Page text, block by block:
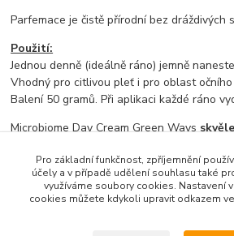
Parfemace je čistě přírodní bez dráždivých
Použití:
Jednou denně (ideálně ráno) jemně
Vhodný pro citlivou pleť i pro oblast očního
Balení 50 gramů. Při aplikaci každé ráno
Microbiome Day Cream Green Ways
Výrobce: Green
Pro základní funkčnost, zpříjemnění
účely a v případě udělení souhlasu také
využíváme soubory cookies. Nastavení
cookies můžete kdykoli upravit odkazem